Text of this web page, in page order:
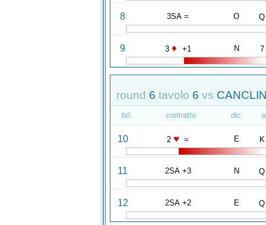
8 3SA = O Q
9 3 ♦ +1 N 7
round 6 tavolo 6 vs
bd. contratto dic.
10 2 ♥ = E K
11 2SA +3 N Q
12 2SA +2 E Q